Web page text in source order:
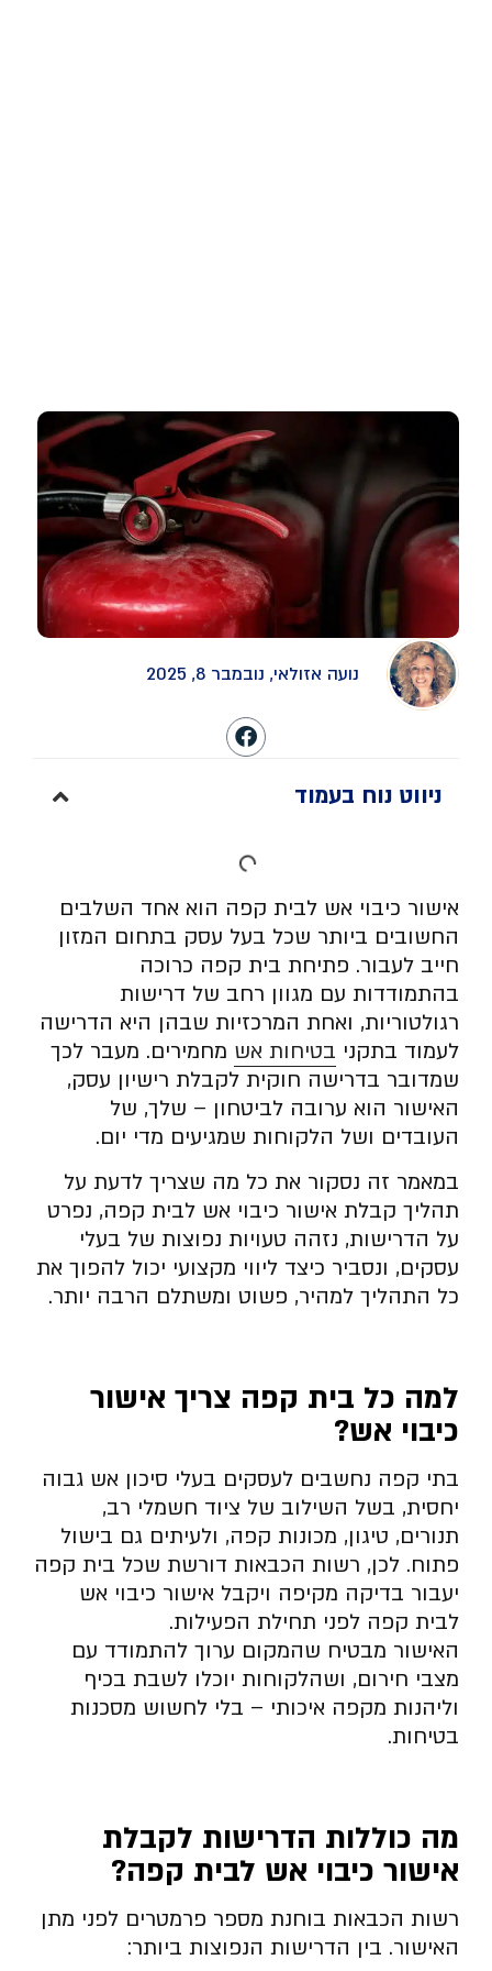
נועה אזולאי, נובמבר 8, 2025
ניווט נוח בעמוד
אישור כיבוי אש לבית קפה הוא אחד השלבים
החשובים ביותר שכל בעל עסק בתחום המזון
חייב לעבור. פתיחת בית קפה כרוכה
בהתמודדות עם מגוון רחב של דרישות
רגולטוריות, ואחת המרכזיות שבהן היא הדרישה
לעמוד בתקני בטיחות אש מחמירים. מעבר לכך
שמדובר בדרישה חוקית לקבלת רישיון עסק,
האישור הוא ערובה לביטחון – שלך, של
העובדים ושל הלקוחות שמגיעים מדי יום.
במאמר זה נסקור את כל מה שצריך לדעת על
תהליך קבלת אישור כיבוי אש לבית קפה, נפרט
על הדרישות, נזהה טעויות נפוצות של בעלי
עסקים, ונסביר כיצד ליווי מקצועי יכול להפוך את
כל התהליך למהיר, פשוט ומשתלם הרבה יותר.
למה כל בית קפה צריך אישור
כיבוי אש?
בתי קפה נחשבים לעסקים בעלי סיכון אש גבוה
יחסית, בשל השילוב של ציוד חשמלי רב,
תנורים, טיגון, מכונות קפה, ולעיתים גם בישול
פתוח. לכן, רשות הכבאות דורשת שכל בית קפה
יעבור בדיקה מקיפה ויקבל אישור כיבוי אש
לבית קפה לפני תחילת הפעילות.
האישור מבטיח שהמקום ערוך להתמודד עם
מצבי חירום, ושהלקוחות יוכלו לשבת בכיף
וליהנות מקפה איכותי – בלי לחשוש מסכנות
בטיחות.
מה כוללות הדרישות לקבלת
אישור כיבוי אש לבית קפה?
רשות הכבאות בוחנת מספר פרמטרים לפני מתן
האישור. בין הדרישות הנפוצות ביותר: